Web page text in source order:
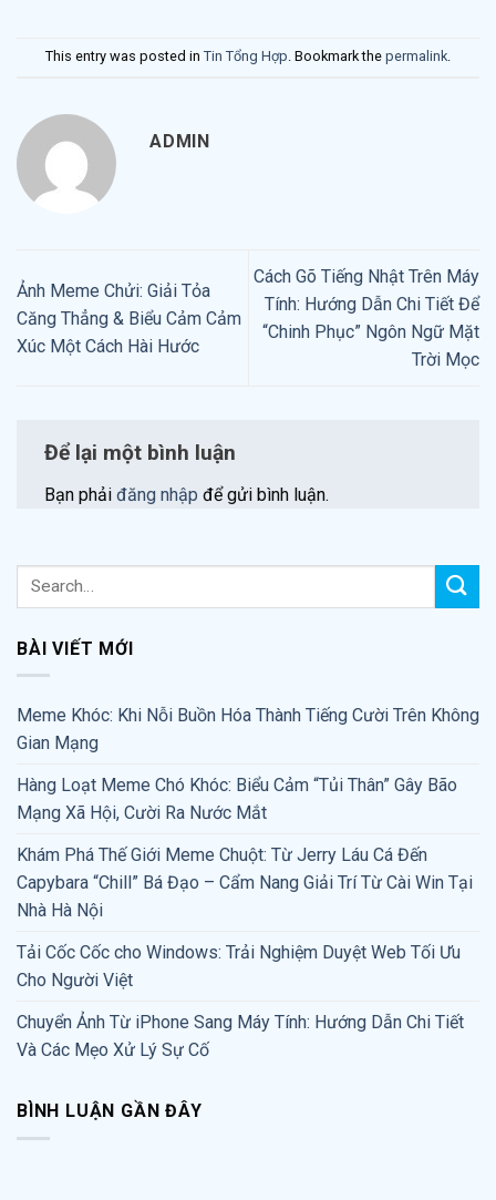
This entry was posted in Tin Tổng Hợp. Bookmark the permalink.
ADMIN
Ảnh Meme Chửi: Giải Tỏa
Căng Thẳng & Biểu Cảm Cảm
Xúc Một Cách Hài Hước
Cách Gõ Tiếng Nhật Trên Máy
Tính: Hướng Dẫn Chi Tiết Để
“Chinh Phục” Ngôn Ngữ Mặt
Trời Mọc
Để lại một bình luận
Bạn phải đăng nhập để gửi bình luận.
BÀI VIẾT MỚI
Meme Khóc: Khi Nỗi Buồn Hóa Thành Tiếng Cười Trên Không
Gian Mạng
Hàng Loạt Meme Chó Khóc: Biểu Cảm “Tủi Thân” Gây Bão
Mạng Xã Hội, Cười Ra Nước Mắt
Khám Phá Thế Giới Meme Chuột: Từ Jerry Láu Cá Đến
Capybara “Chill” Bá Đạo – Cẩm Nang Giải Trí Từ Cài Win Tại
Nhà Hà Nội
Tải Cốc Cốc cho Windows: Trải Nghiệm Duyệt Web Tối Ưu
Cho Người Việt
Chuyển Ảnh Từ iPhone Sang Máy Tính: Hướng Dẫn Chi Tiết
Và Các Mẹo Xử Lý Sự Cố
BÌNH LUẬN GẦN ĐÂY